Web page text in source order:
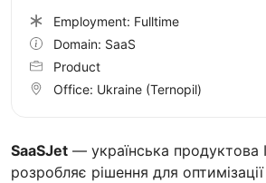
SaaSJet — українська продуктова
розробляє рішення для
Employment: Fulltime
Domain: SaaS
Product
Office: Ukraine (Ternopil)